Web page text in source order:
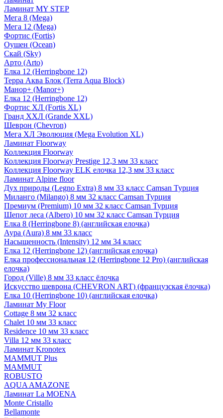
Ламинат MY STEP
Мега 8 (Mega)
Мега 12 (Mega)
Фортис (Fortis)
Оушен (Ocean)
Скай (Sky)
Арто (Arto)
Елка 12 (Herringbone 12)
Терра Аква Блок (Terra Aqua Block)
Манор+ (Manor+)
Елка 12 (Herringbone 12)
Фортис ХЛ (Fortis XL)
Гранд ХХЛ (Grande XXL)
Шеврон (Chevron)
Мега ХЛ Эволюция (Mega Evolution XL)
Ламинат Floorway
Коллекция Floorway
Коллекция Floorway Prestige 12,3 мм 33 класс
Коллекция Floorway ELK елочка 12,3 мм 33 класс
Ламинат Alpine floor
Дух природы (Legno Extra) 8 мм 33 класс Camsan Турция
Миланго (Milango) 8 мм 32 класс Camsan Турция
Премиум (Premium) 10 мм 32 класс Camsan Турция
Шепот леса (Albero) 10 мм 32 класс Camsan Турция
Елка 8 (Herringbone 8) (английская елочка)
Аура (Aura) 8 мм 33 класс
Насыщенность (Intensity) 12 мм 34 класс
Елка 12 (Herringbone 12) (английская елочка)
Елка профессиональная 12 (Herringbone 12 Pro) (английская
елочка)
Город (Ville) 8 мм 33 класс ёлочка
Искусство шеврона (CHEVRON ART) (французская ёлочка)
Елка 10 (Herringbone 10) (английская елочка)
Ламинат My Floor
Cottage 8 мм 32 класс
Chalet 10 мм 33 класс
Residence 10 мм 33 класс
Villa 12 мм 33 класс
Ламинат Kronotex
MAMMUT Plus
MAMMUT
ROBUSTO
AQUA AMAZONE
Ламинат La MOENA
Monte Cristallo
Bellamonte